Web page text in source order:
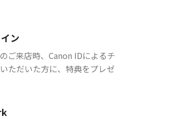
ン
ご来店時、Canon IDによるチ
ただいた方に、特典をプレゼ